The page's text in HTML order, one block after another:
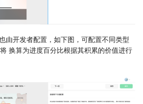
由开发者配置，如下图，可配置不同类型
换算为进度百分比根据其积累的价值进行